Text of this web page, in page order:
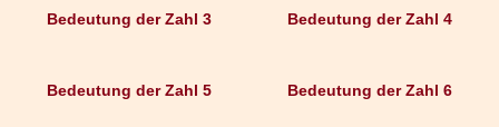
Bedeutung der Zahl 3
Bedeutung der Zahl 5
Bedeutung der Zahl 4
Bedeutung der Zahl 6